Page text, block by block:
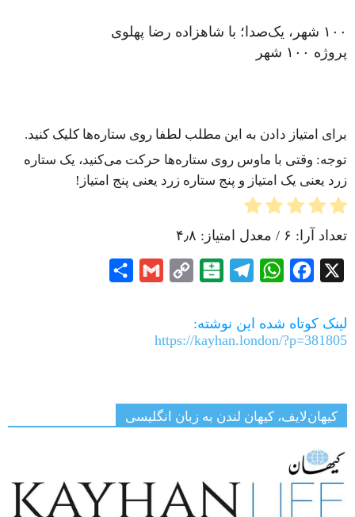
۱۰۰ شهر، یک‌صدا؛ با شاهزاده رضا پهلوی
پروژه ۱۰۰ شهر
برای امتیاز دادن به این مطلب لطفا روی ستاره‌ها کلیک کنید.
توجه: وقتی با ماوس روی ستاره‌ها حرکت می‌کنید، یک ستاره
زرد یعنی یک امتیاز و پنج ستاره زرد یعنی پنج امتیاز!
تعداد آرا: ۶ / معدل امتیاز: ۴٫۸
X
Facebook
WhatsApp
Telegram
Balatarin
Copy
Gmail
لینک کوتاه شده این نوشته:
https://kayhan.london/?p=381805
کیهان‌لایف، کیهان لندن به زبان انگلیسی